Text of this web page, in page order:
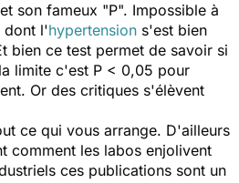
son fameux "P". Impossible à
dont l'hypertension s'est bien
bien ce test permet de savoir si
limite c'est P < 0,05 pour
Or des critiques s'élèvent
ce qui vous arrange. D'ailleurs
comment les labos enjolivent
ces publications sont un